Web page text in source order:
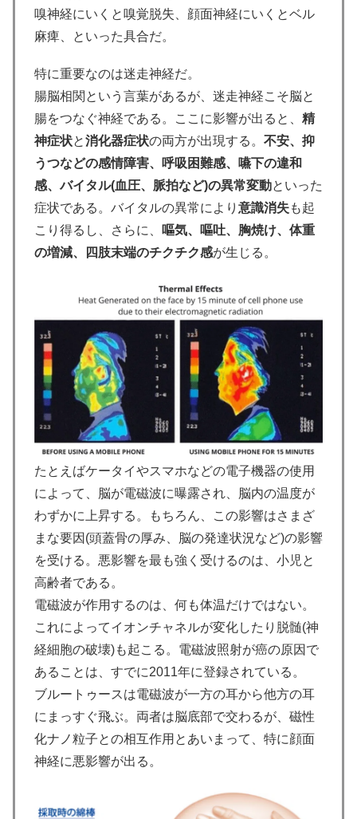
嗅神経にいくと嗅覚脱失、顔面神経にいくとベル
麻痺、といった具合だ。
特に重要なのは迷走神経だ。
腸脳相関という言葉があるが、迷走神経こそ脳と
腸をつなぐ神経である。ここに影響が出ると、 精
神症状と消化器症状の両方が出現する。 不安、抑
うつなどの感情障害、呼吸困難感、嚥下の違和
感、バイタル(血圧、脈拍など)の異常変動といった
症状である。バイタルの異常により 意識消失も起
こり得るし、さらに、 嘔気、嘔吐、胸焼け、体重
の増減、四肢末端のチクチク感が生じる。
たとえばケータイやスマホなどの電子機器の使用
によって、脳が電磁波に曝露され、脳内の温度が
わずかに上昇する。もちろん、この影響はさまざ
まな要因(頭蓋骨の厚み、脳の発達状況など)の影響
を受ける。悪影響を最も強く受けるのは、小児と
高齢者である。
電磁波が作用するのは、何も体温だけではない。
これによってイオンチャネルが変化したり脱髄(神
経細胞の破壊)も起こる。電磁波照射が癌の原因で
あることは、すでに2011年に登録されている。
ブルートゥースは電磁波が一方の耳から他方の耳
にまっすぐ飛ぶ。両者は脳底部で交わるが、磁性
化ナノ粒子との相互作用とあいまって、特に顔面
神経に悪影響が出る。